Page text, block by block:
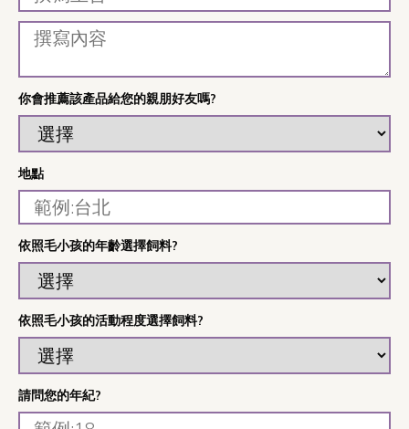
你會推薦該產品給您的親朋好友嗎?
地點
依照毛小孩的年齡選擇飼料?
依照毛小孩的活動程度選擇飼料?
請問您的年紀?